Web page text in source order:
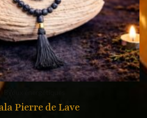
Pierre de Lave